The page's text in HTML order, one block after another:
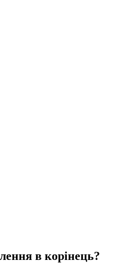
в корінець?